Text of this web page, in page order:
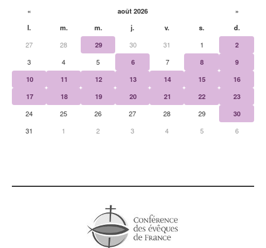
« août 2026
»
l.
m. m. j. v. s.
d.
27
28 29 30 31 1
2
3
4 5 6 7 8
9
10
11 12 13 14 15
16
17
18 19 20 21 22
23
24
25 26 27 28 29
30
31
1 2 3 4 5 6